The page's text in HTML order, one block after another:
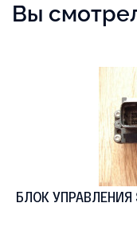
Вы
БЛОК УПРАВЛЕНИЯ